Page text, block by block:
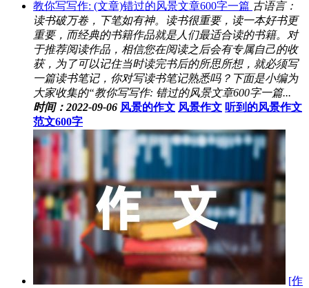
教你写写作: (文章)错过的风景文章600字一篇 古语言：
读书破万卷，下笔如有神。读书很重要，读一本好书更
重要，而经典的书籍作品就是人们最适合读的书籍。对
于推荐阅读作品，相信您在阅读之后会有专属自己的收
获，为了可以记住当时读完书后的所思所想，就必须写
一篇读书笔记，你对写读书笔记熟悉吗？下面是小编为
大家收集的“教你写写作: 错过的风景文章600字一篇...
时间：2022-09-06 风景的作文 风景作文 听到的风景作文
范文600字
[作